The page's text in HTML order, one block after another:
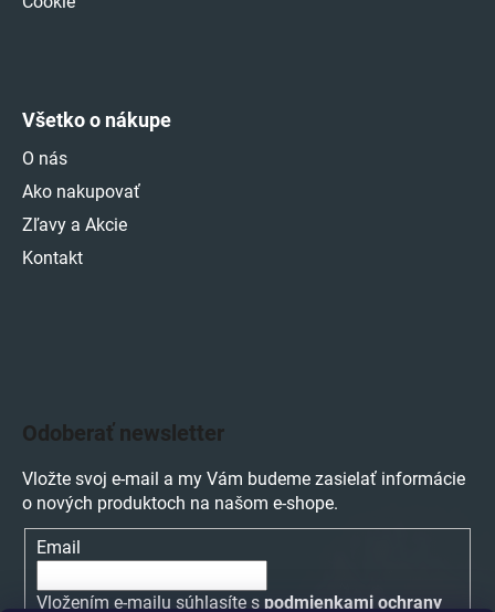
Všetko o nákupe
O nás
Ako nakupovať
Zľavy a Akcie
Kontakt
Odoberať newsletter
Vložte svoj e-mail a my Vám budeme zasielať informácie
o nových produktoch na našom e-shope.
Email
Vložením e-mailu súhlasíte s podmienkami ochrany